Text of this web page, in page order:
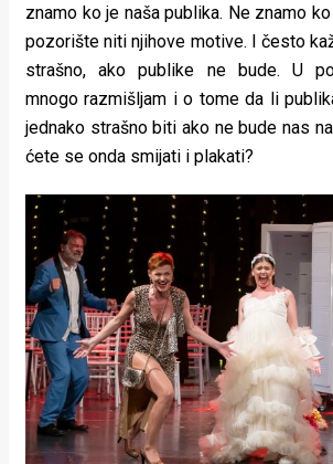
znamo ko je naša publika. Ne znamo
pozorište niti njihove motive. I često
strašno, ako publike ne bude. U
mnogo razmišljam i o tome da li
jednako strašno biti ako ne bude nas
ćete se onda smijati i plakati?